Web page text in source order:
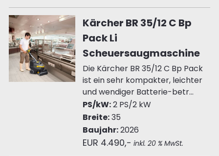
Kärcher BR 35/12 C Bp
Pack Li
Scheuersaugmaschine
Die Kärcher BR 35/12 C Bp Pack
ist ein sehr kompakter, leichter
und wendiger Batterie-betr...
PS/kW:2 PS/2 kW
Breite:35
Baujahr:2026
EUR 4.490,- inkl. 20 % MwSt.